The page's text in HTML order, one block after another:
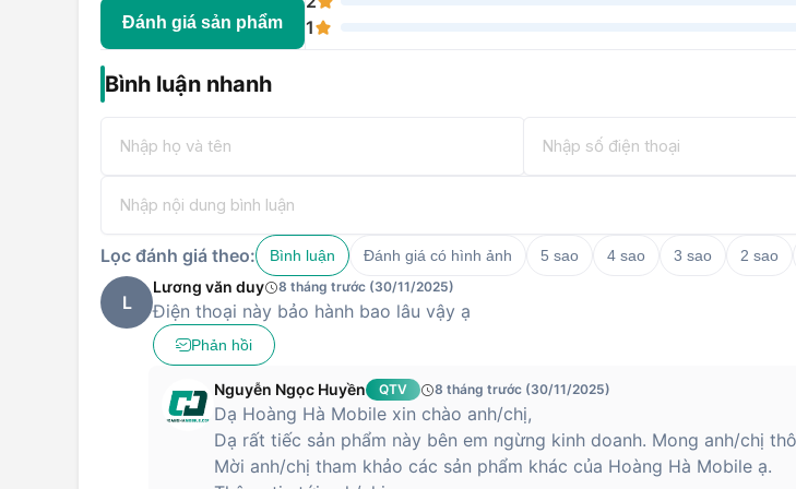
tiếng nhiễu, ồn ào xung quanh.
Giải trí với nhiều tác vụ hay ho
phải sử dụng tai nghe như những chiếc điện thoại thông dụng khác. Ngoài ra, máy cũng tích hợp
mm thông dụng giúp bạn dễ dàng nghe nhạc khi giải trí một cách dễ dàng.
Đặt mua tại Hoàng Hà Mobile để nhận được mức giá tốt nhất và cam kết về chất lượng sản
phẩm.
Đánh giá sản phẩm
1
Bình luận nhanh
Lọc đánh giá theo: Bình luận Đánh giá có hình ảnh 5 sao 4 sao 3 sao 2 sao
L
Lương văn duy 8 tháng trước (30/11/2025)
Điện thoại này bảo hành bao lâu vậy ạ
Phản hồi
Nguyễn Ngọc Huyền QTV 8 tháng trước (30/11/2025)
Dạ Hoàng Hà Mobile xin chào anh/chị,
Dạ rất tiếc sản phẩm này bên em ngừng kinh doanh. Mong anh/chị
Mời anh/chị tham khảo các sản phẩm khác của Hoàng Hà Mobile ạ.